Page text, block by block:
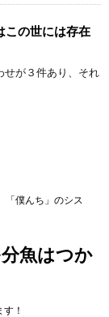
この世には存在
せが３件あり、それ
「僕んち」のシス
魚はつか
！